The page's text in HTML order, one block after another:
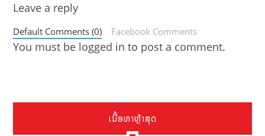
Leave a reply
Default Comments (0) Facebook Comments
You must be logged in to post a comment.
ເນື້ອຫາຫຼ້າສຸດ